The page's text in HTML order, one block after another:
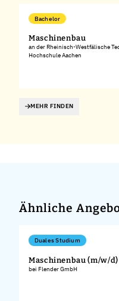
Bachelor
Maschinenbau
an der Rheinisch-Westfälische
Hochschule Aachen
MEHR FINDEN
Ähnliche
Duales Studium
Maschinenbau (m/w/d)
bei Flender GmbH